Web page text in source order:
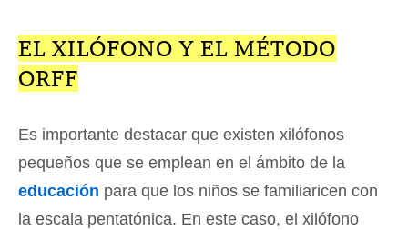
EL XILÓFONO Y EL MÉTODO
ORFF
Es importante destacar que existen xilófonos
pequeños que se emplean en el ámbito de la
educación para que los niños se familiaricen con
la escala pentatónica. En este caso, el xilófono